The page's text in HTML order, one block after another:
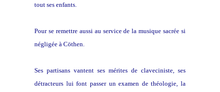
tout ses enfants.
Pour se remettre aussi au service de la musique sacrée si
négligée à Cöthen.
Ses partisans vantent ses mérites de claveciniste, ses
détracteurs lui font passer un examen de théologie, la